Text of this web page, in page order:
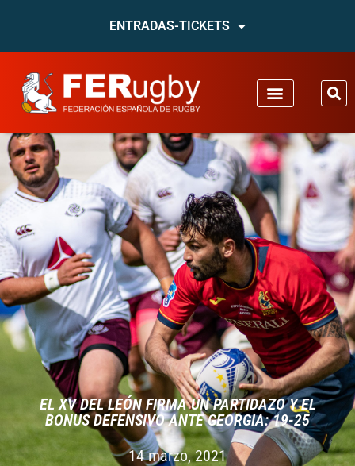
ENTRADAS-TICKETS
EL XV DEL LEÓN FIRMA UN PARTIDAZO Y EL
BONUS DEFENSIVO ANTE GEORGIA: 19-25
14 marzo, 2021